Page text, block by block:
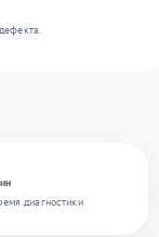
диагностики